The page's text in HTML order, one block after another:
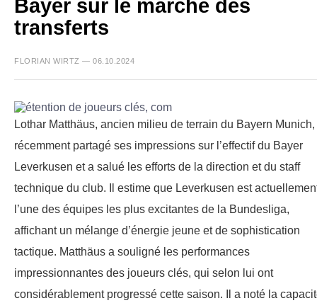
Bayer sur le marché des
transferts
FLORIAN WIRTZ — 06.10.2024
Lothar Matthäus, ancien milieu de terrain du Bayern Munich,
récemment partagé ses impressions sur l’effectif du Bayer
Leverkusen et a salué les efforts de la direction et du staff
technique du club. Il estime que Leverkusen est
l’une des équipes les plus excitantes de la Bundesliga,
affichant un mélange d’énergie jeune et de sophistication
tactique. Matthäus a souligné les performances
impressionnantes des joueurs clés, qui selon lui ont
considérablement progressé cette saison. Il a noté la